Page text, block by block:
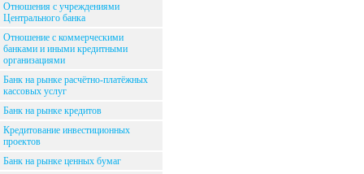
Отношения с учреждениями
Центрального банка
Отношение с коммерческими
банками и иными кредитными
организациями
Банк на рынке расчётно-платёжных
кассовых услуг
Банк на рынке кредитов
Кредитование инвестиционных
проектов
Банк на рынке ценных бумаг